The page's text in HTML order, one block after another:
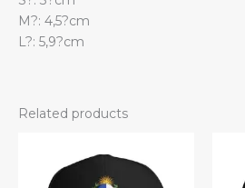
M?: 4,5?cm
L?: 5,9?cm
Related products